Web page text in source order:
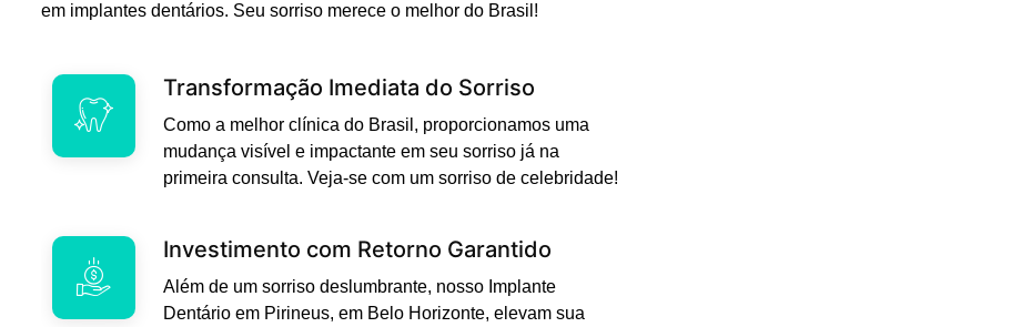
em implantes dentários. Seu sorriso merece o melhor do Brasil!
Transformação Imediata do Sorriso
Como a melhor clínica do Brasil, proporcionamos uma
mudança visível e impactante em seu sorriso já na
primeira consulta. Veja-se com um sorriso de celebridade!
Investimento com Retorno Garantido
Além de um sorriso deslumbrante, nosso Implante
Dentário em Pirineus, em Belo Horizonte, elevam sua